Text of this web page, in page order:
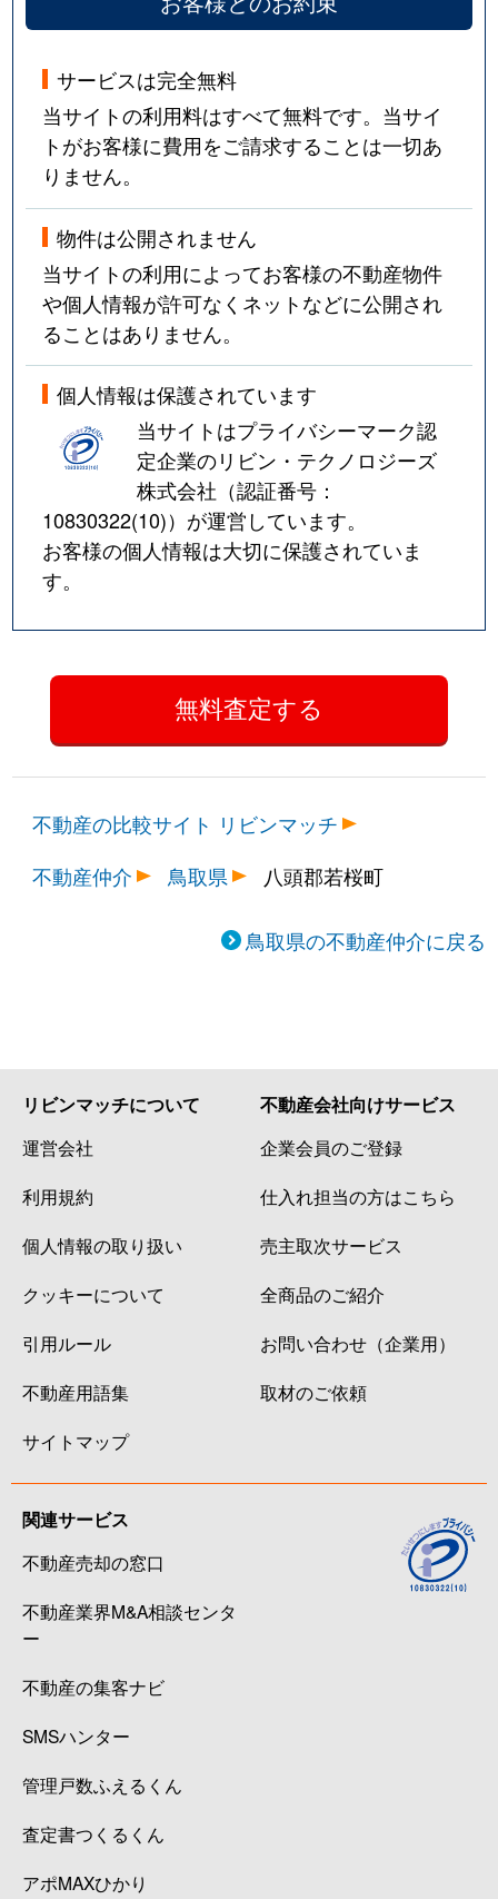
サービスは完全無料
当サイトの利用料はすべて無料です。当サイ
トがお客様に費用をご請求することは一切あ
りません。
物件は公開されません
当サイトの利用によってお客様の不動産物件
や個人情報が許可なくネットなどに公開され
ることはありません。
個人情報は保護されています
当サイトはプライバシーマーク認
定企業のリビン・テクノロジーズ
株式会社（認証番号：
10830322(10)）が運営しています。
お客様の個人情報は大切に保護されていま
す。
不動産の比較サイト リビンマッチ
不動産仲介
鳥取県 八頭郡若桜町
鳥取県の不動産仲介に戻る
リビンマッチについて
運営会社
利用規約
個人情報の取り扱い
クッキーについて
引用ルール
不動産用語集
サイトマップ
不動産会社向けサービス
企業会員のご登録
仕入れ担当の方はこちら
売主取次サービス
全商品のご紹介
お問い合わせ（企業用）
取材のご依頼
関連サービス
不動産売却の窓口
不動産業界M&A相談センタ
ー
不動産の集客ナビ
SMSハンター
管理戸数ふえるくん
査定書つくるくん
アポMAXひかり